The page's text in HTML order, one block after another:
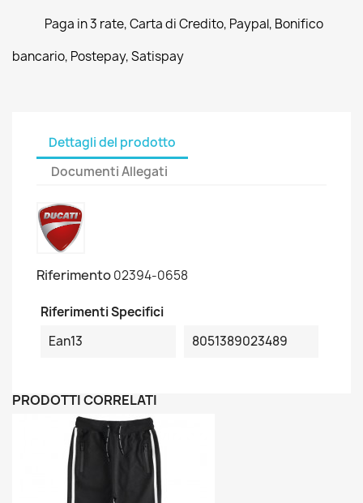
Paga in 3 rate, Carta di Credito, Paypal, Bonifico
bancario, Postepay, Satispay
Dettagli del prodotto
Documenti Allegati
Riferimento02394-0658
Riferimenti Specifici
Ean13
8051389023489
PRODOTTI CORRELATI